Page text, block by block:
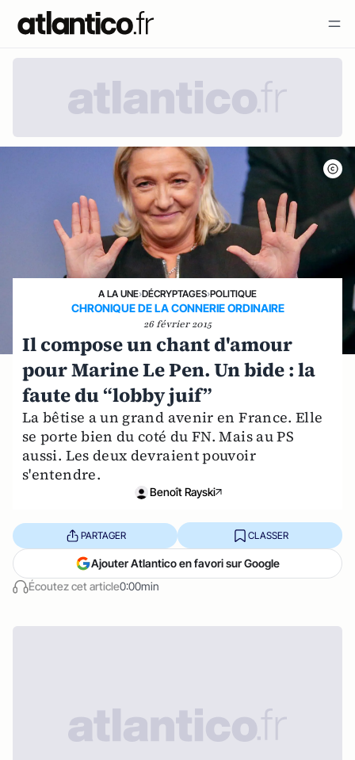
A LA UNE›DÉCRYPTAGES›POLITIQUE
CHRONIQUE DE LA CONNERIE ORDINAIRE
26 février 2015
Il compose un chant d'amour
pour Marine Le Pen. Un bide : la
faute du “lobby juif”
La bêtise a un grand avenir en France. Elle
se porte bien du coté du FN. Mais au PS
aussi. Les deux devraient pouvoir
s'entendre.
Benoît Rayski
Écoutez cet article0:00min
PARTAGER CLASSER
Ajouter Atlantico en favori sur Google